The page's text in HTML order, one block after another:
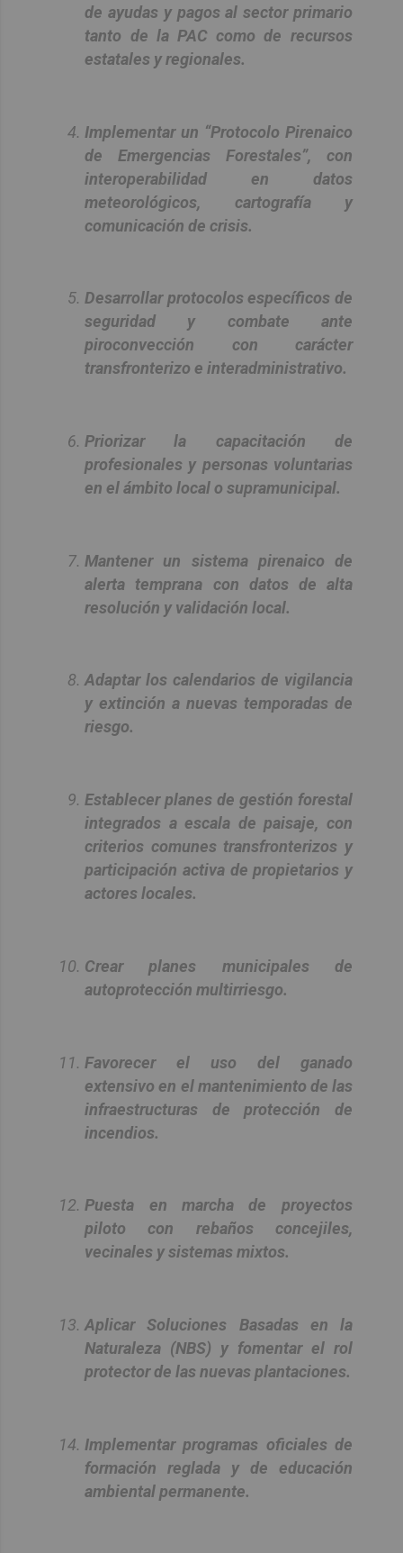
de ayudas y pagos al sector primario
tanto de la PAC como de recursos
estatales y regionales.
Implementar un “Protocolo Pirenaico
de Emergencias Forestales”, con
interoperabilidad en datos
meteorológicos, cartografía y
comunicación de crisis.
Desarrollar protocolos específicos de
seguridad y combate ante
piroconvección con carácter
transfronterizo e interadministrativo.
Priorizar la capacitación de
profesionales y personas voluntarias
en el ámbito local o supramunicipal.
Mantener un sistema pirenaico de
alerta temprana con datos de alta
resolución y validación local.
Adaptar los calendarios de vigilancia
y extinción a nuevas temporadas de
riesgo.
Establecer planes de gestión forestal
integrados a escala de paisaje, con
criterios comunes transfronterizos y
participación activa de propietarios y
actores locales.
Crear planes municipales de
autoprotección multirriesgo.
Favorecer el uso del ganado
extensivo en el mantenimiento de las
infraestructuras de protección de
incendios.
Puesta en marcha de proyectos
piloto con rebaños concejiles,
vecinales y sistemas mixtos.
Aplicar Soluciones Basadas en la
Naturaleza (NBS) y fomentar el rol
protector de las nuevas plantaciones.
Implementar programas oficiales de
formación reglada y de educación
ambiental permanente.